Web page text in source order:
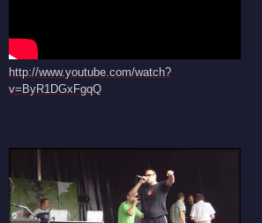
http://www.youtube.com/watch?
v=ByR1DGxFgqQ